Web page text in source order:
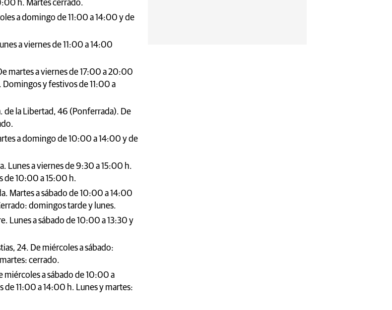
h. Martes cerrado.
a domingo de 11:00 a 14:00 y de
a viernes de 11:00 a 14:00
martes a viernes de 17:00 a 20:00
y festivos de 11:00 a
de la Libertad, 46 (Ponferrada). De
a domingo de 10:00 a 14:00 y de
Lunes a viernes de 9:30 a 15:00 h.
de 10:00 a 15:00 h.
Martes a sábado de 10:00 a 14:00
domingos tarde y lunes.
Lunes a sábado de 10:00 a 13:30 y
24. De miércoles a sábado:
cerrado.
miércoles a sábado de 10:00 a
11:00 a 14:00 h. Lunes y martes: